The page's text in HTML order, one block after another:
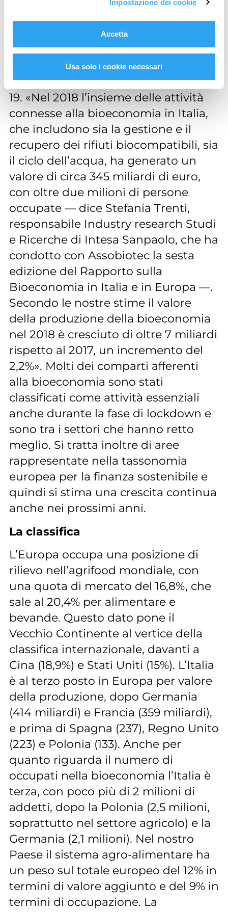
Impostazione dei cookie
Accetta
Usa solo i cookie necessari
rilancio è anche il biotech, con il
ruolo cruciale svolto dalle
biotecnologie sia nell’innovazione
agroalimentare sia nella ricerca
farmaceutica, anche contro il Covid-
19. «Nel 2018 l’insieme delle attività
connesse alla bioeconomia in Italia,
che includono sia la gestione e il
recupero dei rifiuti biocompatibili, sia
il ciclo dell’acqua, ha generato un
valore di circa 345 miliardi di euro,
con oltre due milioni di persone
occupate — dice Stefania Trenti,
responsabile Industry research Studi
e Ricerche di Intesa Sanpaolo, che ha
condotto con Assobiotec la sesta
edizione del Rapporto sulla
Bioeconomia in Italia e in Europa —.
Secondo le nostre stime il valore
della produzione della bioeconomia
nel 2018 è cresciuto di oltre 7 miliardi
rispetto al 2017, un incremento del
2,2%». Molti dei comparti afferenti
alla bioeconomia sono stati
classificati come attività essenziali
anche durante la fase di lockdown e
sono tra i settori che hanno retto
meglio. Si tratta inoltre di aree
rappresentate nella tassonomia
europea per la finanza sostenibile e
quindi si stima una crescita continua
anche nei prossimi anni.
La classifica
L’Europa occupa una posizione di
rilievo nell’agrifood mondiale, con
una quota di mercato del 16,8%, che
sale al 20,4% per alimentare e
bevande. Questo dato pone il
Vecchio Continente al vertice della
classifica internazionale, davanti a
Cina (18,9%) e Stati Uniti (15%). L’Italia
è al terzo posto in Europa per valore
della produzione, dopo Germania
(414 miliardi) e Francia (359 miliardi),
e prima di Spagna (237), Regno Unito
(223) e Polonia (133). Anche per
quanto riguarda il numero di
occupati nella bioeconomia l’Italia è
terza, con poco più di 2 milioni di
addetti, dopo la Polonia (2,5 milioni,
soprattutto nel settore agricolo) e la
Germania (2,1 milioni). Nel nostro
Paese il sistema agro-alimentare ha
un peso sul totale europeo del 12% in
termini di valore aggiunto e del 9% in
termini di occupazione. La